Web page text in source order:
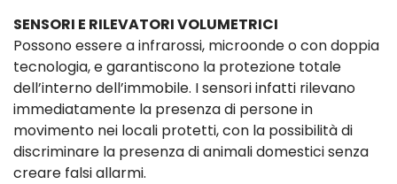
SENSORI E RILEVATORI VOLUMETRICI
Possono essere a infrarossi, microonde o con doppia
tecnologia, e garantiscono la protezione totale
dell’interno dell’immobile. I sensori infatti rilevano
immediatamente la presenza di persone in
movimento nei locali protetti, con la possibilità di
discriminare la presenza di animali domestici senza
creare falsi allarmi.